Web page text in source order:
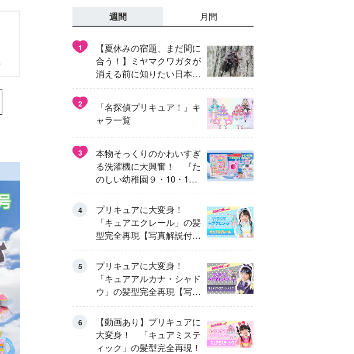
週間 月間
1
【夏休みの宿題、まだ間に
合う！】ミヤマクワガタが
消える前に知りたい日本の
異変
2
「名探偵プリキュア！」キ
ャラ一覧
3
本物そっくりのかわいすぎ
る洗濯機に大興奮！ 『た
のしい幼稚園９・10・11
月号』だけのオリジナル付
録「プリキュア くるくる
せんたくき」
4
プリキュアに大変身！
「キュアエクレール」の髪
型完全再現【写真解説付
き】
5
プリキュアに大変身！
「キュアアルカナ・シャド
ウ」の髪型完全再現【写真
解説付き】
6
【動画あり】プリキュアに
大変身！ 「キュアミステ
ィック」の髪型完全再現！